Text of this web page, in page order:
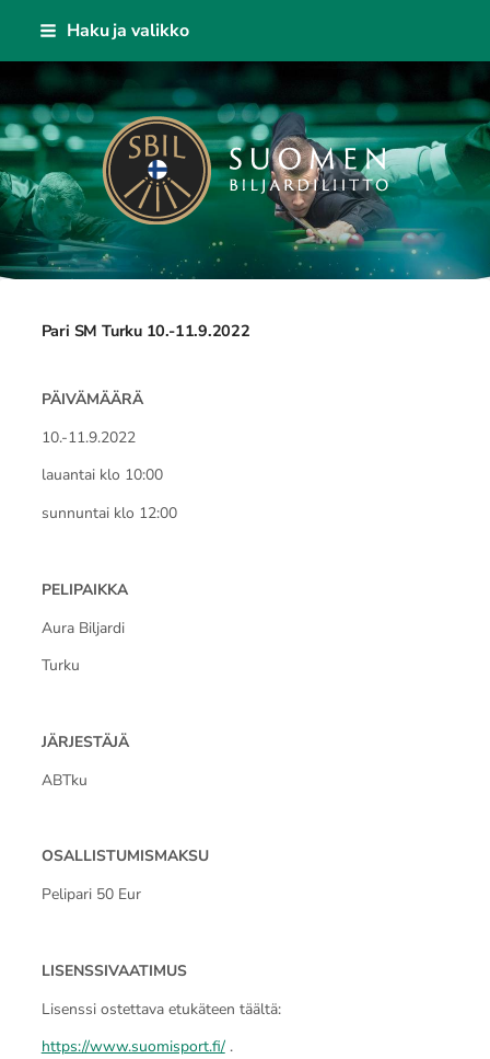
Siirry
sisältöön
Haku ja valikko
Suomen Biljardiliitto ry
Pari SM Turku 10.-11.9.2022
PÄIVÄMÄÄRÄ
10.-11.9.2022
lauantai klo 10:00
sunnuntai klo 12:00
PELIPAIKKA
Aura Biljardi
Turku
JÄRJESTÄJÄ
ABTku
OSALLISTUMISMAKSU
Pelipari 50 Eur
LISENSSIVAATIMUS
Lisenssi ostettava etukäteen täältä:
https://www.suomisport.fi/.